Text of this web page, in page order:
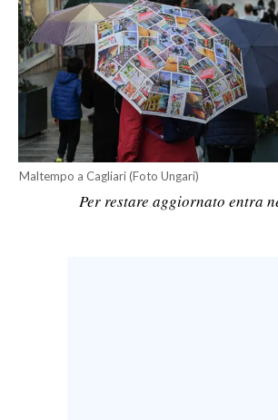
POLITICA
ECONOMIA
SERVIZI ALLE IMPRESE
LAVORO
BANDI
Maltempo a Cagliari (Foto Ungari)
Per restare aggiornato entra